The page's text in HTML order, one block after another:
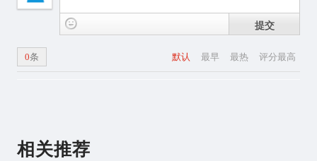
提交
默认 最早 最热 评分最高
0条
相关推荐